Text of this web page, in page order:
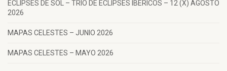
ECLIPSES DE SOL – TRÍO DE ECLIPSES IBÉRICOS – 12 (X) AGOSTO
2026
MAPAS CELESTES – JUNIO 2026
MAPAS CELESTES – MAYO 2026